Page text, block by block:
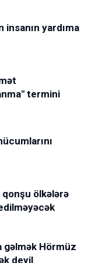
insanın yardıma
termini
ölkələrə
gəlmək Hörmüz
deyil